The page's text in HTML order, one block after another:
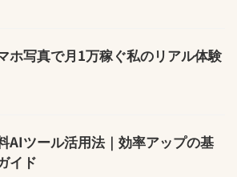
ホ写真で月1万稼ぐ私のリアル体験
AIツール活用法｜効率アップの基
イド